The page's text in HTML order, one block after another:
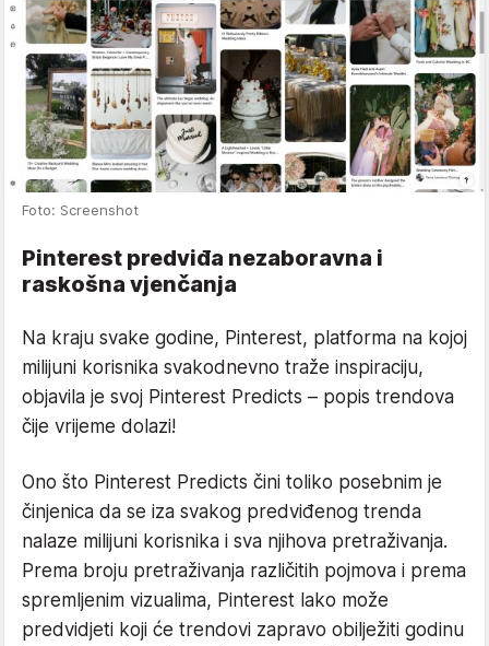
Foto: Screenshot
Pinterest predviđa nezaboravna i
raskošna vjenčanja
Na kraju svake godine, Pinterest, platforma na kojoj
milijuni korisnika svakodnevno traže inspiraciju,
objavila je svoj Pinterest Predicts – popis trendova
čije vrijeme dolazi!
Ono što Pinterest Predicts čini toliko posebnim je
činjenica da se iza svakog predviđenog trenda
nalaze milijuni korisnika i sva njihova pretraživanja.
Prema broju pretraživanja različitih pojmova i prema
spremljenim vizualima, Pinterest lako može
predvidjeti koji će trendovi zapravo obilježiti godinu